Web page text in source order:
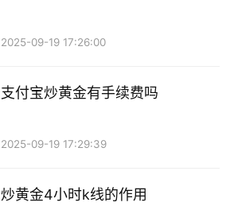
2025-09-19 17:26:00
支付宝炒黄金有手续费吗
2025-09-19 17:29:39
炒黄金4小时k线的作用